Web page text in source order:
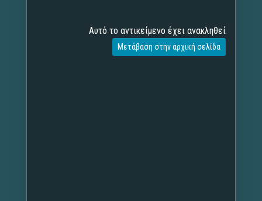
Αυτό το αντικείμενο έχει ανακληθεί
Μετάβαση στην αρχική σελίδα